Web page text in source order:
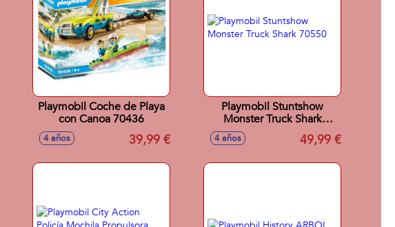
Playmobil Coche de Playa
con Canoa 70436
4 años 39,99 €
Playmobil Stuntshow
Monster Truck Shark
4 años 49,99 €